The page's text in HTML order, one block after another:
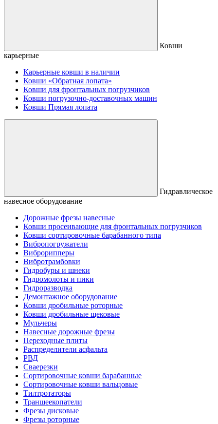
Ковши
карьерные
Карьерные ковши в наличии
Ковши «Обратная лопата»
Ковши для фронтальных погрузчиков
Ковши погрузочно-доставочных машин
Ковши Прямая лопата
Гидравлическое
навесное оборудование
Дорожные фрезы навесные
Ковши просеивающие для фронтальных погрузчиков
Ковши сортировочные барабанного типа
Вибропогружатели
Виброрипперы
Вибротрамбовки
Гидробуры и шнеки
Гидромолоты и пики
Гидроразводка
Демонтажное оборудование
Ковши дробильные роторные
Ковши дробильные щековые
Мульчеры
Навесные дорожные фрезы
Переходные плиты
Распределители асфальта
РВД
Сваерезки
Сортировочные ковши барабанные
Сортировочные ковши вальцовые
Тилтротаторы
Траншеекопатели
Фрезы дисковые
Фрезы роторные